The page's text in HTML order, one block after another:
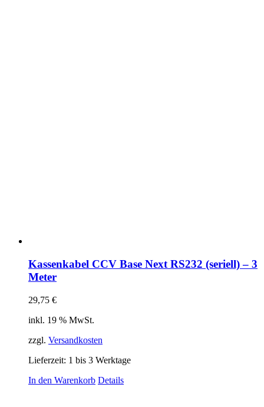
Kassenkabel CCV Base Next RS232 (seriell) – 3
Meter
29,75 €
inkl. 19 % MwSt.
zzgl. Versandkosten
Lieferzeit: 1 bis 3 Werktage
In den Warenkorb Details